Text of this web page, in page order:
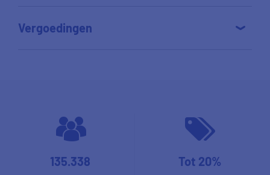
Vergoedingen
135.338 Tot 20%